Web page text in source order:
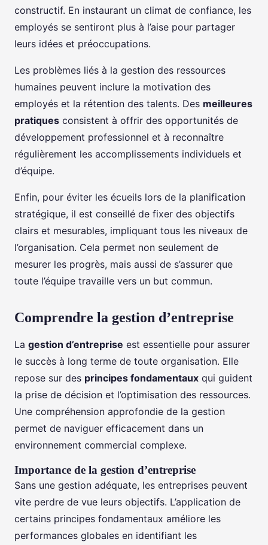
constructif. En instaurant un climat de confiance, les
employés se sentiront plus à l’aise pour partager
leurs idées et préoccupations.
Les problèmes liés à la gestion des ressources
humaines peuvent inclure la motivation des
employés et la rétention des talents. Des meilleures
pratiques consistent à offrir des opportunités de
développement professionnel et à reconnaître
régulièrement les accomplissements individuels et
d’équipe.
Enfin, pour éviter les écueils lors de la planification
stratégique, il est conseillé de fixer des objectifs
clairs et mesurables, impliquant tous les niveaux de
l’organisation. Cela permet non seulement de
mesurer les progrès, mais aussi de s’assurer que
toute l’équipe travaille vers un but commun.
Comprendre la gestion d’entreprise
La gestion d’entreprise est essentielle pour assurer
le succès à long terme de toute organisation. Elle
repose sur des principes fondamentaux qui guident
la prise de décision et l’optimisation des ressources.
Une compréhension approfondie de la gestion
permet de naviguer efficacement dans un
environnement commercial complexe.
Importance de la gestion d’entreprise
Sans une gestion adéquate, les entreprises peuvent
vite perdre de vue leurs objectifs. L’application de
certains principes fondamentaux améliore les
performances globales en identifiant les